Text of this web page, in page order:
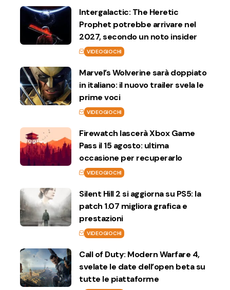
Intergalactic: The Heretic
Prophet potrebbe arrivare nel
2027, secondo un noto insider
VIDEOGIOCHI
Marvel’s Wolverine sarà doppiato
in italiano: il nuovo trailer svela le
prime voci
VIDEOGIOCHI
Firewatch lascerà Xbox Game
Pass il 15 agosto: ultima
occasione per recuperarlo
VIDEOGIOCHI
Silent Hill 2 si aggiorna su PS5: la
patch 1.07 migliora grafica e
prestazioni
VIDEOGIOCHI
Call of Duty: Modern Warfare 4,
svelate le date dell’open beta su
tutte le piattaforme